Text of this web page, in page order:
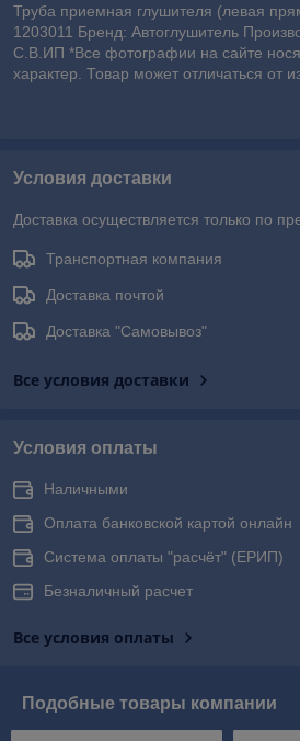
Труба приемная глушителя (левая
1203011 Бренд: Автоглушитель
С.В.ИП *Все фотографии на сайте
характер. Товар может отличаться от
Условия доставки
Доставка осуществляется только по
Транспортная компания
Доставка почтой
Доставка "Самовывоз"
Все условия доставки
Условия оплаты
Наличными
Оплата банковской картой онлайн
Система оплаты "расчёт" (ЕРИП)
Безналичный расчет
Все условия оплаты
Подобные товары компании